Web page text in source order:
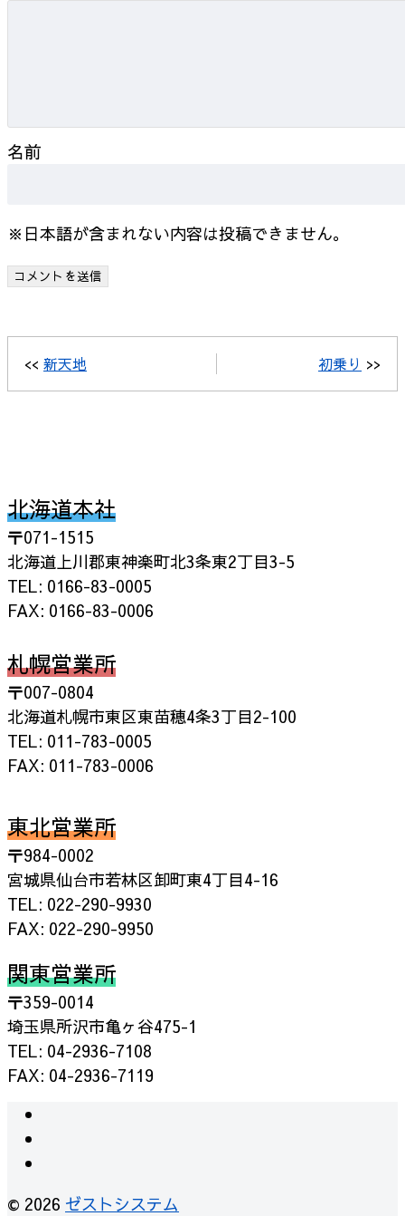
名前
※日本語が含まれない内容は投稿できません。
<< 新天地 初乗り >>
北海道本社
〒071-1515
北海道上川郡東神楽町北3条東2丁目3-5
TEL: 0166-83-0005
FAX: 0166-83-0006
札幌営業所
〒007-0804
北海道札幌市東区東苗穂4条3丁目2-100
TEL: 011-783-0005
FAX: 011-783-0006
東北営業所
〒984-0002
宮城県仙台市若林区卸町東4丁目4-16
TEL: 022-290-9930
FAX: 022-290-9950
関東営業所
〒359-0014
埼玉県所沢市亀ヶ谷475-1
TEL: 04-2936-7108
FAX: 04-2936-7119
© 2026 ゼストシステム